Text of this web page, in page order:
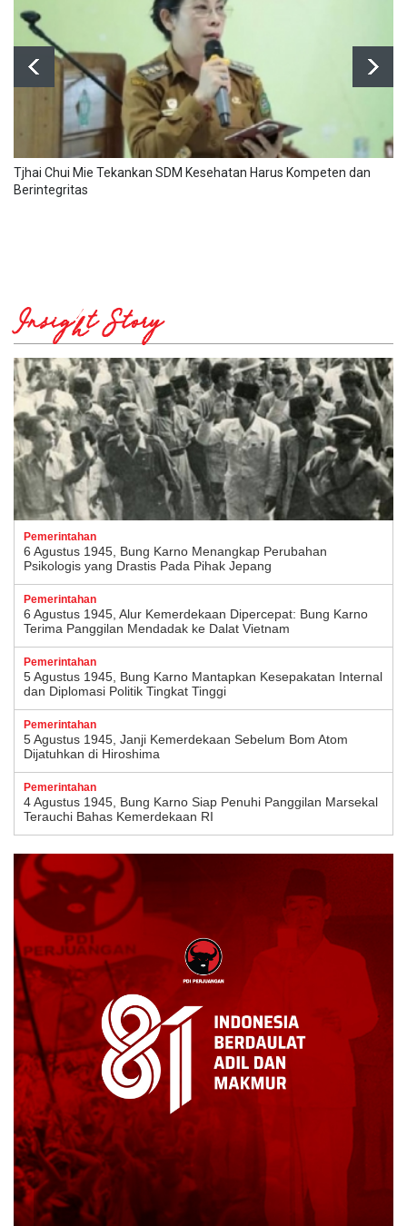
Tjhai Chui Mie Tekankan SDM Kesehatan Harus Kompeten dan
Berintegritas
Insight Story
Pemerintahan
6 Agustus 1945, Bung Karno Menangkap Perubahan
Psikologis yang Drastis Pada Pihak Jepang
Pemerintahan
6 Agustus 1945, Alur Kemerdekaan Dipercepat: Bung Karno
Terima Panggilan Mendadak ke Dalat Vietnam
Pemerintahan
5 Agustus 1945, Bung Karno Mantapkan Kesepakatan Internal
dan Diplomasi Politik Tingkat Tinggi
Pemerintahan
5 Agustus 1945, Janji Kemerdekaan Sebelum Bom Atom
Dijatuhkan di Hiroshima
Pemerintahan
4 Agustus 1945, Bung Karno Siap Penuhi Panggilan Marsekal
Terauchi Bahas Kemerdekaan RI